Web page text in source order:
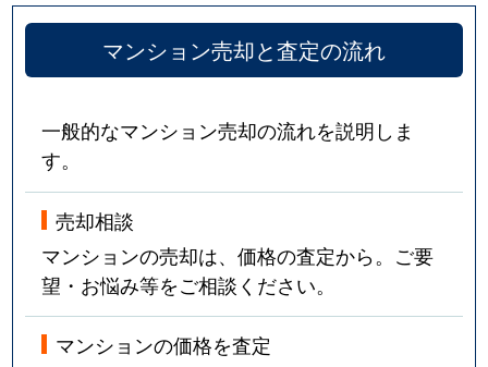
マンション売却と査定の流れ
一般的なマンション売却の流れを説明しま
す。
売却相談
マンションの売却は、価格の査定から。ご要
望・お悩み等をご相談ください。
マンションの価格を査定